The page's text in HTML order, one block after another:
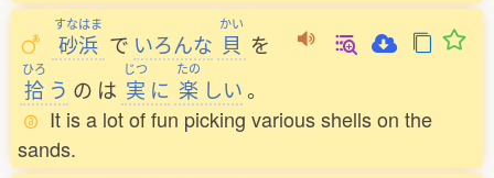
すなはま
砂浜 で いろんな
かい
貝 を
ひろ
拾 う の は
じつ
実 に
たの
楽 しい。
It is a lot of fun picking various shells on the
sands.